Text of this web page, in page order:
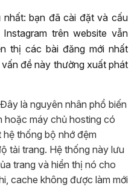
bạn đã cài đặt và cấu
trên website vẫn
thị các bài đăng mới nhất
đề này thường xuất phát
Đây là nguyên nhân phổ biến
hoặc máy chủ hosting có
thống bộ nhớ đệm
tải trang. Hệ thống này lưu
trang và hiển thị nó cho
cache không được làm mới